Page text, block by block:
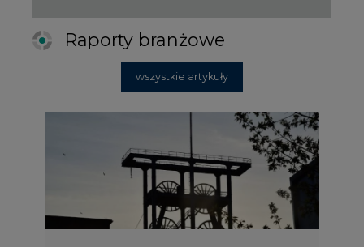
Raporty branżowe
wszystkie artykuły